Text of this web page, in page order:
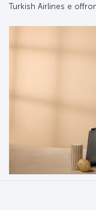
Turkish Airlines e